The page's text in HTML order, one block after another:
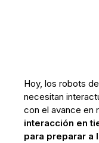
Hoy, los robots
necesitan
con el avance en
interacción en
para preparar a